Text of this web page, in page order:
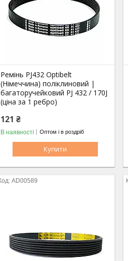
Ремінь PJ432 Optibelt
(Німеччина) поліклиновий |
багаторучейковий PJ 432 / 170J
(ціна за 1 ребро)
121 ₴
В наявності Оптом і в роздріб
Купити
AD00589